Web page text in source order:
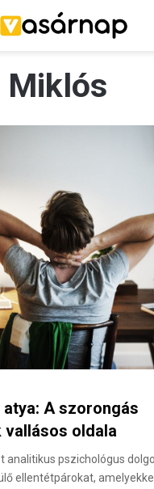
Miklós
A szorongás
vallásos oldala
analitikus pszichológus
ellentétpárokat,